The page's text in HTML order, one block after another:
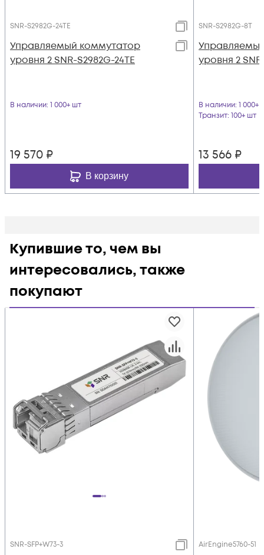
SNR-S2982G-24TE
Управляемый коммутатор
уровня 2 SNR-S2982G-24TE
В наличии: 1 000+ шт
19 570 ₽
В корзину
SNR-S2982G-8T
уровня 2
В наличии: 1 000+
Транзит: 100+ шт
13 566 ₽
Купившие то, чем вы
интересовались, также
покупают
SNR-SFP+W73-3 AirEngine5760-51